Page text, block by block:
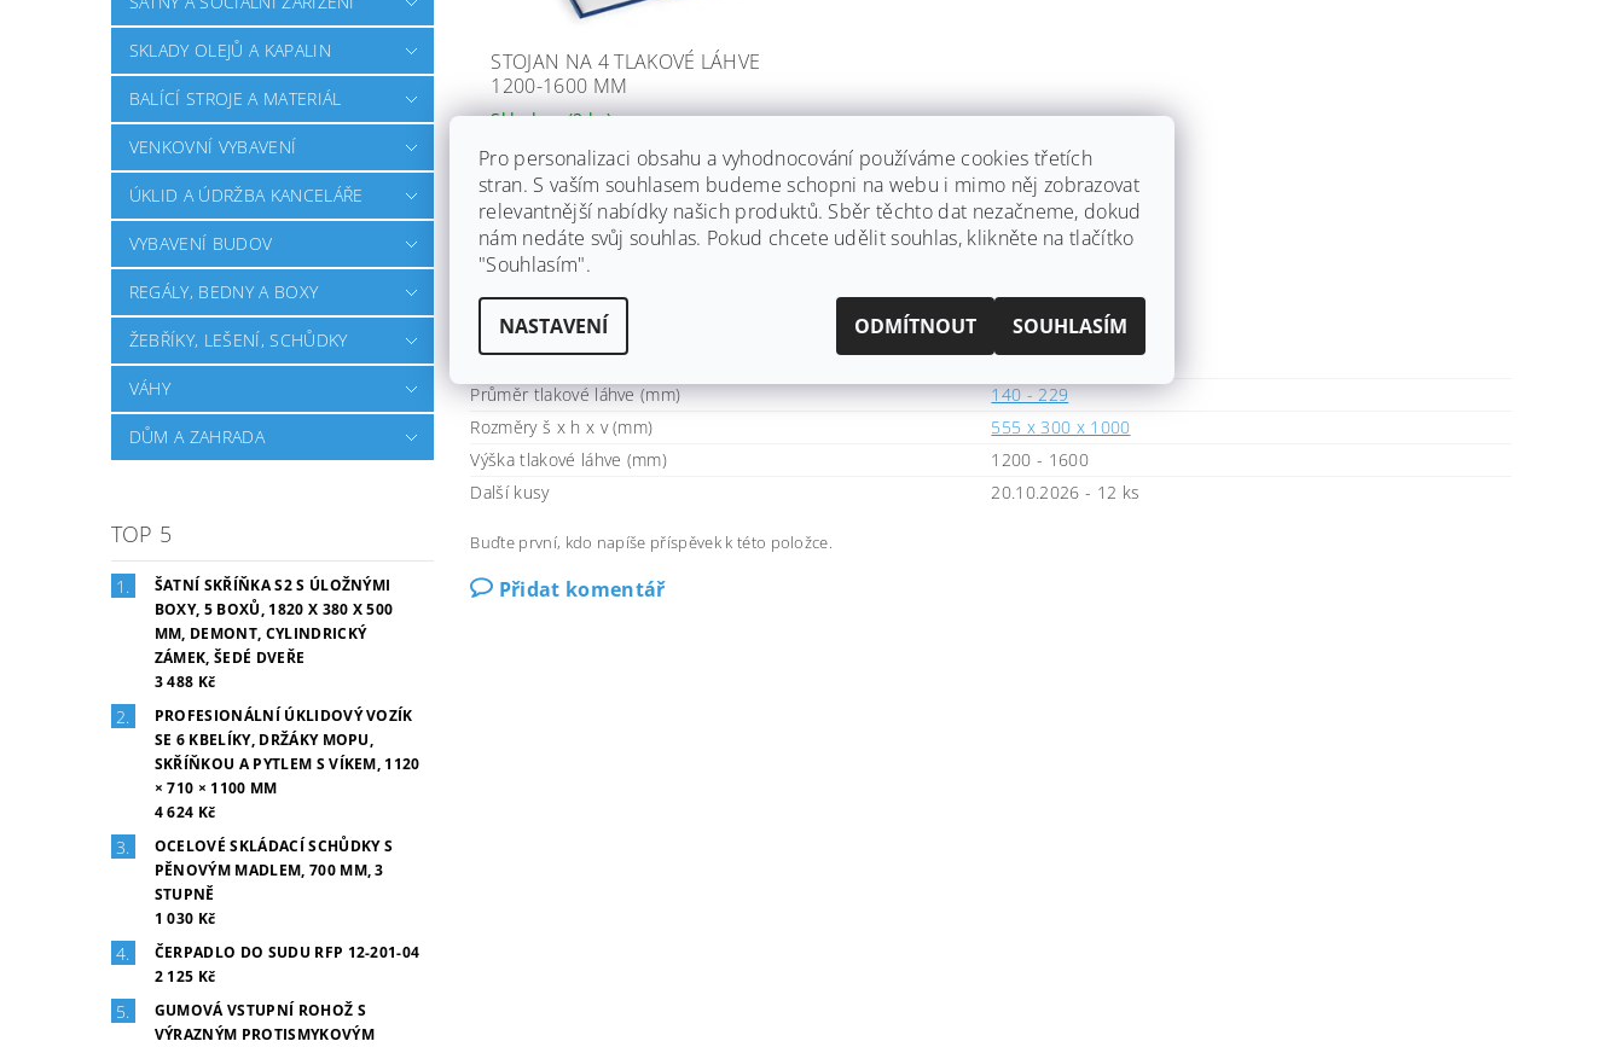
SKLADY OLEJŮ A KAPALIN
BALÍCÍ STROJE A MATERIÁL
VENKOVNÍ VYBAVENÍ
ÚKLID A ÚDRŽBA KANCELÁŘE
VYBAVENÍ BUDOV
REGÁLY, BEDNY A BOXY
ŽEBŘÍKY, LEŠENÍ, SCHŮDKY
VÁHY
DŮM A ZAHRADA
TOP 5
ŠATNÍ SKŘÍŇKA S2 S ÚLOŽNÝMI
BOXY, 5 BOXŮ, 1820 X 380 X 500
MM, DEMONT, CYLINDRICKÝ
ZÁMEK, ŠEDÉ DVEŘE
3 488 Kč
PROFESIONÁLNÍ ÚKLIDOVÝ VOZÍK
SE 6 KBELÍKY, DRŽÁKY MOPU,
SKŘÍŇKOU A PYTLEM S VÍKEM, 1120
× 710 × 1100 MM
4 624 Kč
OCELOVÉ SKLÁDACÍ SCHŮDKY S
PĚNOVÝM MADLEM, 700 MM, 3
STUPNĚ
1 030 Kč
ČERPADLO DO SUDU RFP 12-201-04
2 125 Kč
GUMOVÁ VSTUPNÍ ROHOŽ S
VÝRAZNÝM PROTISMYKOVÝM
STOJAN NA 4 TLAKOVÉ LÁHVE
1200-1600 MM
Skladem(2 ks)
Stojan zabezpečující tlakové láhve
proti převrácení, pro čtyři tlakové
láhve o výšce 1200 - 1600 mm, modrá
barva....
4 582,27 Kč včetně DPH
3 787 Kč
Pro počet láhví
2
Průměr tlakové láhve (mm)
140 - 229
Rozměry š x h x v (mm)
555 x 300 x 1000
Výška tlakové láhve (mm)
1200 - 1600
Další kusy
20.10.2026 - 12 ks
Buďte první, kdo napíše příspěvek k této položce.
Přidat komentář
Pro personalizaci obsahu a vyhodnocování používáme cookies třetích
stran. S vaším souhlasem budeme schopni na webu i mimo něj zobrazovat
relevantnější nabídky našich produktů. Sběr těchto dat nezačneme, dokud
nám nedáte svůj souhlas. Pokud chcete udělit souhlas, klikněte na tlačítko
"Souhlasím".
NASTAVENÍ ODMÍTNOUT SOUHLASÍM